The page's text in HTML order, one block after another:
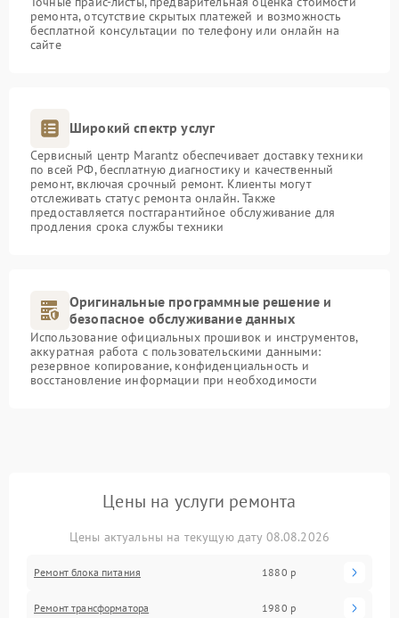
ремонта, отсутствие скрытых платежей и возможность
бесплатной консультации по телефону или онлайн на
сайте
Широкий спектр услуг
Сервисный центр Marantz обеспечивает доставку техники
по всей РФ, бесплатную диагностику и качественный
ремонт, включая срочный ремонт. Клиенты могут
отслеживать статус ремонта онлайн. Также
предоставляется постгарантийное обслуживание для
продления срока службы техники
Оригинальные программные решение и
безопасное обслуживание данных
Использование официальных прошивок и инструментов,
аккуратная работа с пользовательскими данными:
резервное копирование, конфиденциальность и
восстановление информации при необходимости
Цены на услуги ремонта
Цены актуальны на текущую дату 08.08.2026
Ремонт блока питания 1880 р
Ремонт трансформатора 1980 р